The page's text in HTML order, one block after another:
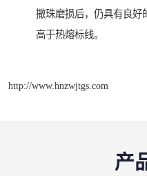
撒珠磨损后，仍具有良好
高于热熔标线。
http://www.hnzwjtgs.com
产